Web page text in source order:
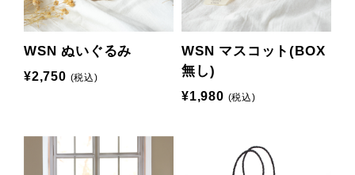
WSN ぬいぐるみ
¥2,750 (税込)
WSN マスコット(BOX
無し)
¥1,980 (税込)